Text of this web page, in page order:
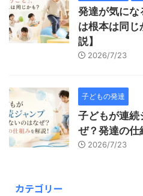
発達が気にな
は根本は同
説】
2026/7/23
子どもの発達
子どもが連続
ぜ？発達の仕
2026/7/23
カテゴリー